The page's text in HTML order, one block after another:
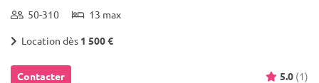
50-310 13 max
Location dès 1 500 €
Contacter 5.0 (1)